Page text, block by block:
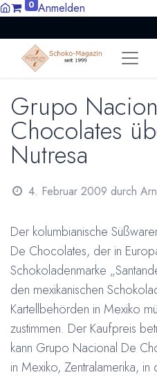
0 Anmelden
Grupo
Chocolates
Nutresa
4. Februar 2009 durch
Der kolumbianische
De Chocolates, der in
Schokoladenmarke
den mexikanischen
Kartellbehörden in Mexiko
zustimmen. Der Kaufpreis
kann Grupo Nacional De
in Mexiko, Zentralamerika, in